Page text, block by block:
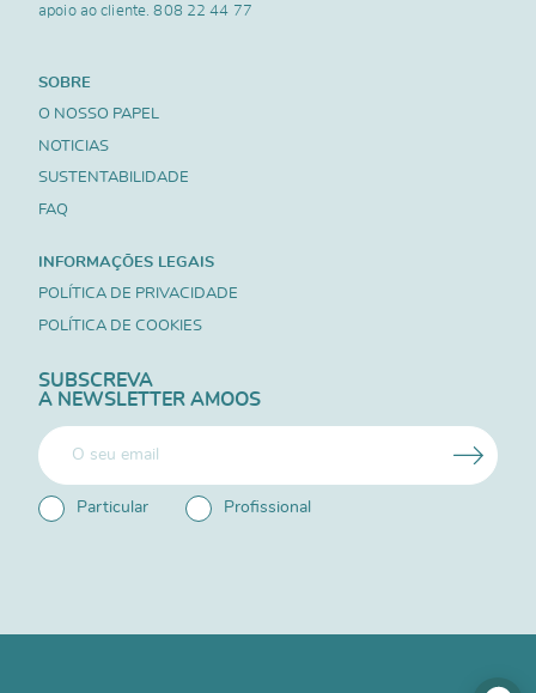
apoio ao cliente.808 22 44 77
SOBRE
O NOSSO PAPEL
NOTICIAS
SUSTENTABILIDADE
FAQ
INFORMAÇÕES LEGAIS
POLÍTICA DE PRIVACIDADE
POLÍTICA DE COOKIES
SUBSCREVA
A NEWSLETTER AMOOS
Particular Profissional